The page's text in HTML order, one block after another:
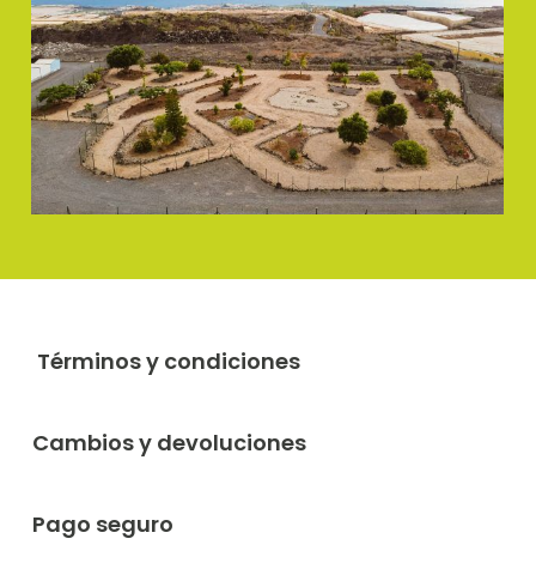
Términos y condiciones
Cambios y devoluciones
Pago seguro